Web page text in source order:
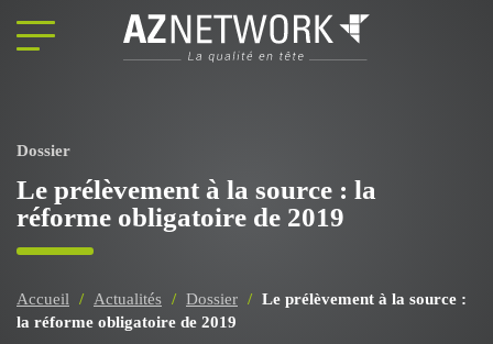
Dossier
Le prélèvement à la source : la
réforme obligatoire de 2019
Accueil / Actualités / Dossier / Le prélèvement à la source :
la réforme obligatoire de 2019